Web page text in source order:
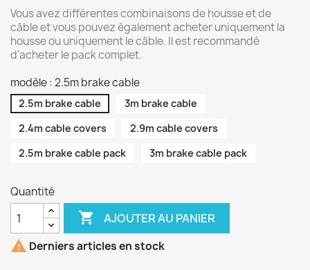
Vous avez différentes combinaisons de housse et de
câble et vous pouvez également acheter uniquement la
housse ou uniquement le câble. Il est recommandé
d'acheter le pack complet.
modèle : 2.5m brake cable
2.5m brake cable
3m brake cable
2.4m cable covers
2.9m cable covers
2.5m brake cable pack
3m brake cable pack
Quantité
 AJOUTER AU PANIER
 Derniers articles en stock